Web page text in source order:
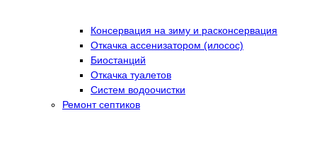
Консервация на зиму и расконсервация
Откачка ассенизатором (илосос)
Биостанций
Откачка туалетов
Систем водоочистки
Ремонт септиков